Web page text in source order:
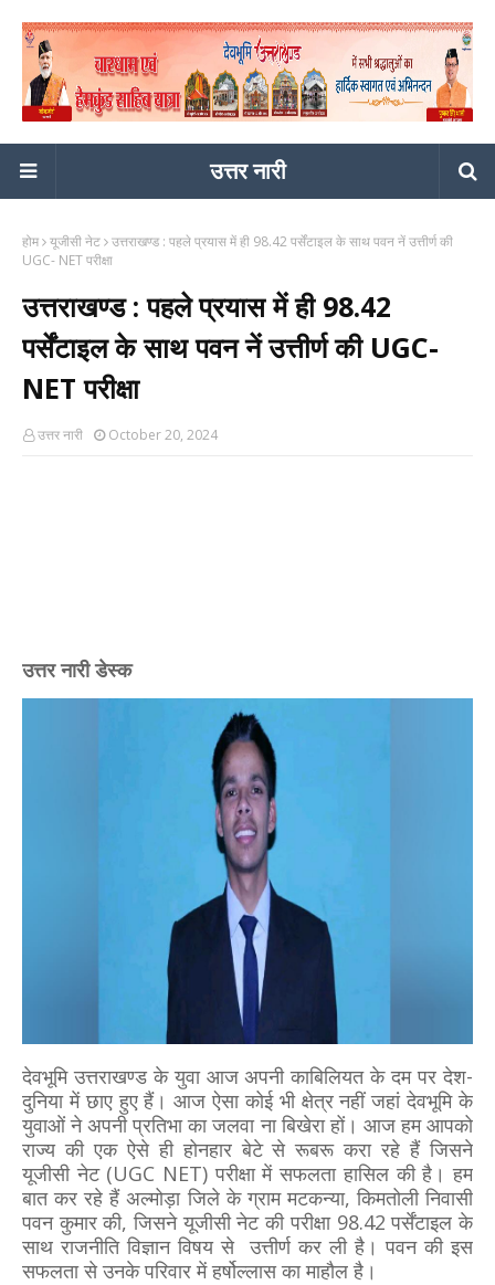
उत्तर नारी
होम यूजीसी नेट उत्तराखण्ड : पहले प्रयास में ही 98.42 पर्सेंटाइल के साथ पवन नें उत्तीर्ण की
UGC- NET परीक्षा
उत्तराखण्ड : पहले प्रयास में ही 98.42
पर्सेंटाइल के साथ पवन नें उत्तीर्ण की UGC-
NET परीक्षा
उत्तर नारी October 20, 2024
उत्तर नारी डेस्क
देवभूमि उत्तराखण्ड के युवा आज अपनी काबिलियत के दम पर देश-
दुनिया में छाए हुए हैं। आज ऐसा कोई भी क्षेत्र नहीं जहां देवभूमि के
युवाओं ने अपनी प्रतिभा का जलवा ना बिखेरा हों। आज हम आपको
राज्य की एक ऐसे ही होनहार बेटे से रूबरू करा रहे हैं जिसने
यूजीसी नेट (UGC NET) परीक्षा में सफलता हासिल की है। हम
बात कर रहे हैं अल्मोड़ा जिले के ग्राम मटकन्या, किमतोली निवासी
पवन कुमार की, जिसने यूजीसी नेट की परीक्षा 98.42 पर्सेंटाइल के
साथ राजनीति विज्ञान विषय से उत्तीर्ण कर ली है। पवन की इस
सफलता से उनके परिवार में हर्षोल्लास का माहौल है।